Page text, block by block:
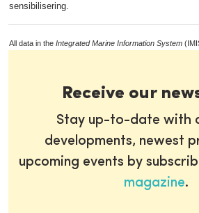
sensibilisering.
All data in the Integrated Marine Information System
Receive our
Stay up-to-date with
developments, newest
upcoming events by
magazine.